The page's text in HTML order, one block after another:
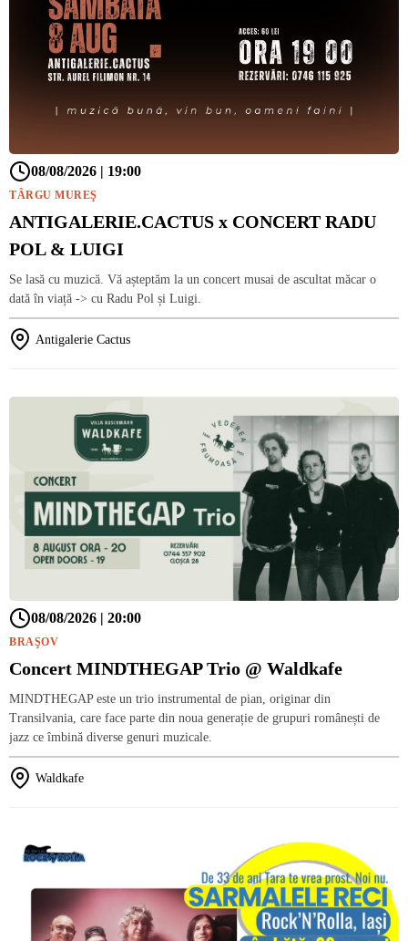
08/08/2026 | 19:00
TÂRGU MUREŞ
ANTIGALERIE.CACTUS x CONCERT RADU
POL & LUIGI
Se lasă cu muzică. Vă așteptăm la un concert musai de ascultat măcar o
dată în viață -> cu Radu Pol și Luigi.
Antigalerie Cactus
08/08/2026 | 20:00
BRAŞOV
Concert MINDTHEGAP Trio @ Waldkafe
MINDTHEGAP este un trio instrumental de pian, originar din
Transilvania, care face parte din noua generație de grupuri românești de
jazz ce îmbină diverse genuri muzicale.
Waldkafe